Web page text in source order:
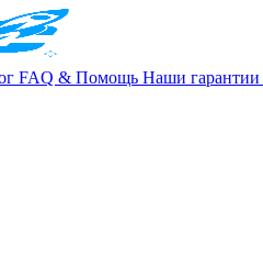
FAQ & Помощь Наши гарантии